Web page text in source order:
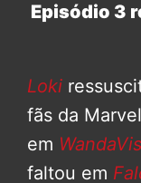
Episódio 3
Loki
fãs da
em
faltou em